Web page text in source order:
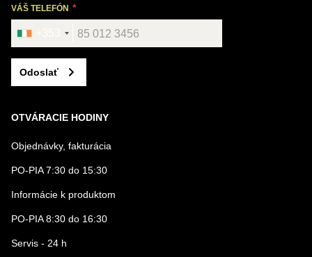
VÁŠ TELEFÓN
Odoslať
OTVÁRACIE HODINY
Objednávky, fakturácia
PO-PIA 7:30 do 15:30
Informácie k produktom
PO-PIA 8:30 do 16:30
Servis - 24 h